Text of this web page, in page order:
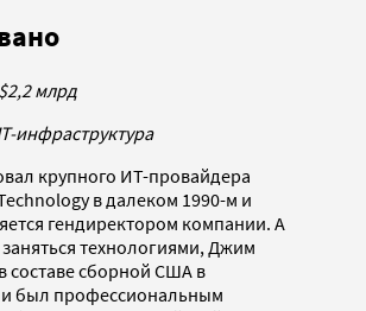
млрд
инфраструктура
крупного ИТ-провайдера
в далеком 1990-м и
гендиректором компании. А
заняться технологиями, Джим
составе сборной США в
был профессиональным